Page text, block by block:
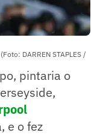
DARREN STAPLES /
pintaria o
e o fez